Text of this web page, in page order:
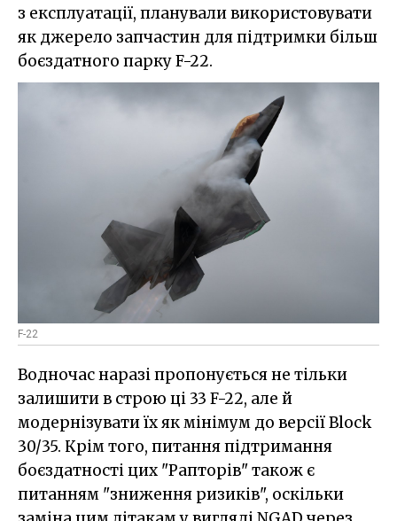
з експлуатації, планували використовувати
як джерело запчастин для підтримки більш
боєздатного парку F-22.
F-22
Водночас наразі пропонується не тільки
залишити в строю ці 33 F-22, але й
модернізувати їх як мінімум до версії Block
30/35. Крім того, питання підтримання
боєздатності цих "Рапторів" також є
питанням "зниження ризиків", оскільки